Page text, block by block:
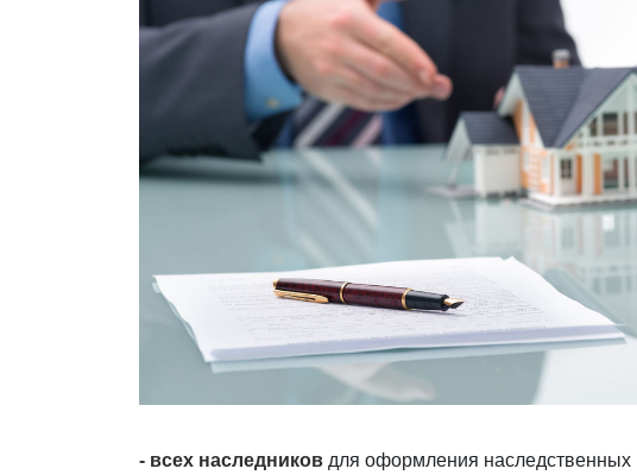
- всех наследников для оформления наследственных